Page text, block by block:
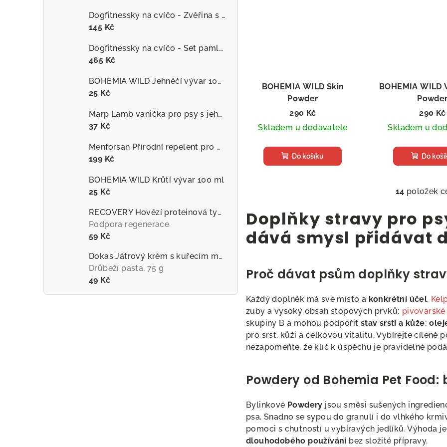
Dogfitnessky na cvíčo - Zvěřina s jablky
145 Kč
Dogfitnessky na cvíčo - Set pamlsků
465 Kč
BOHEMIA WILD Jehněčí vývar 100 ml
25 Kč
Marp Lamb vanička pro psy s jehněčím
37 Kč
Menforsan Přírodní repelent pro psy proti hmyzu s extraktem z citronely
199 Kč
BOHEMIA WILD Krůtí vývar 100 ml
25 Kč
RECOVERY Hovězí proteinová tyčinka pro psy
Podpora regenerace
59 Kč
Dokas Játrový krém s kuřecím masem
Drůbeží pasta, 75 g
49 Kč
BOHEMIA WILD Skin
Powder
Sušený doplněk stravy
290 Kč
Skladem u dodavatele
Do košíku
BOHEMIA WILD
Powder
Sušený290 Kč
Skladem u
Do
O
v
l
á
a
c
í
p
r
v
k
v
p
i
s
14 položek
Doplňky stravy pro
dává smysl přidávat
Proč dávat psům doplňky
Každý doplněk má své místo a konkrétní účel.
zuby a vysoký obsah stopových prvků;
skupiny B a mohou podpořit stav srsti a kůže;
pro srst, kůži a celkovou vitalitu. Vybírejte cíleně
nezapomeňte, že klíč k úspěchu je pravidelné
Powdery od Bohemia Pet
Bylinkové Powdery jsou směsi sušených
psa. Snadno se sypou do granulí i do vlhkého
pomoci s chutností u vybíravých jedlíků. Výhoda je
dlouhodobého používání bez složité přípravy.